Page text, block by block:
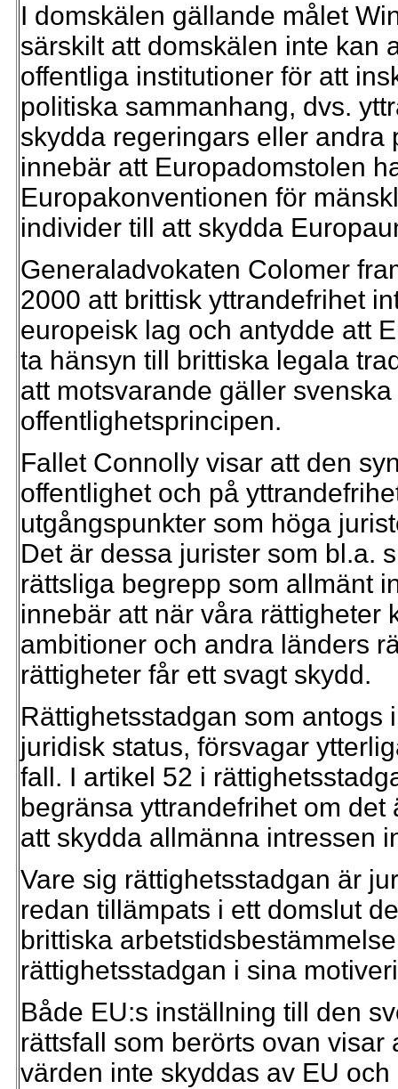
I domskälen gällande målet
särskilt att domskälen inte kan
offentliga institutioner för att
politiska sammanhang, dvs.
skydda regeringars eller
innebär att Europadomstolen
Europakonventionen för
individer till att skydda
Generaladvokaten Colomer
2000 att brittisk yttrandefrihet
europeisk lag och antydde att
ta hänsyn till brittiska legala
att motsvarande gäller
offentlighetsprincipen.
Fallet Connolly visar att den
offentlighet och på
utgångspunkter som höga
Det är dessa jurister som bl.a.
rättsliga begrepp som allmänt
innebär att när våra rättigheter
ambitioner och andra länders
rättigheter får ett svagt skydd.
Rättighetsstadgan som antogs
juridisk status, försvagar
fall. I artikel 52 i
begränsa yttrandefrihet om
att skydda allmänna intressen
Vare sig rättighetsstadgan är
redan tillämpats i ett domslut
brittiska
rättighetsstadgan i sina
Både EU:s inställning till den
rättsfall som berörts ovan
värden inte skyddas av EU